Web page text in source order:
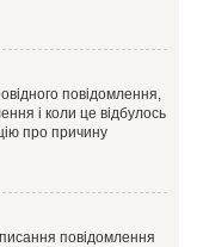
повідомлення,
і коли це відбулось
про причину
повідомлення